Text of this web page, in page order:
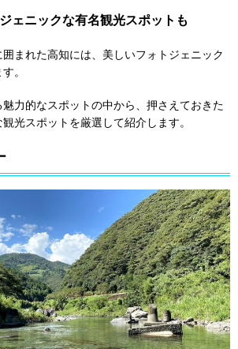
ェニックな有名観光スポットも
まれた高知には、美しいフォトジェニック
。
力的なスポットの中から、押さえておきた
光スポットを厳選して紹介します。